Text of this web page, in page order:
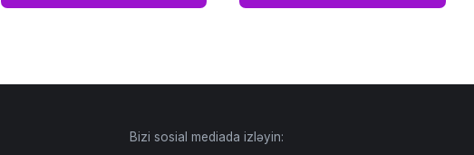
Bizi sosial mediada izləyin: